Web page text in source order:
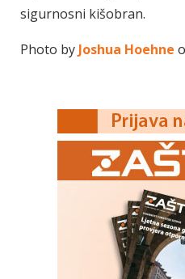
sigurnosni kišobran.
Photo by Joshua Hoehne